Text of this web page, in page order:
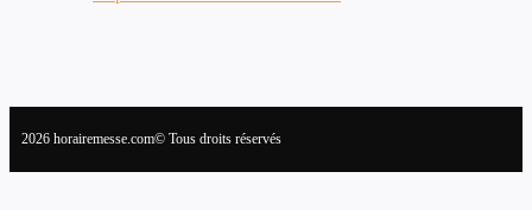
2026 horairemesse.com© Tous droits réservés